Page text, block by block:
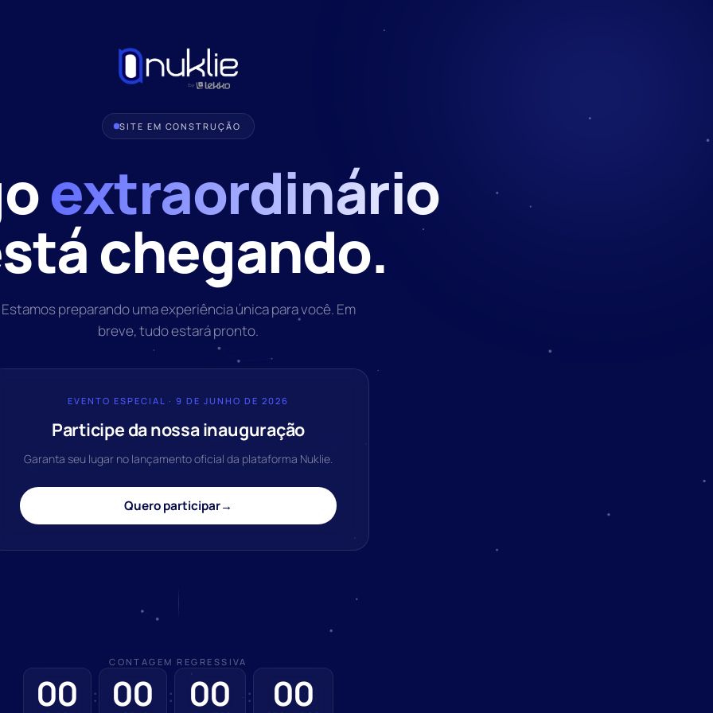
SITE EM CONSTRUÇÃO
extraordinário
chegando.
Estamos preparando uma experiência única para você. Em
breve, tudo estará pronto.
EVENTO ESPECIAL · 9 DE JUNHO DE 2026
Participe da nossa inauguração
Garanta seu lugar no lançamento oficial da plataforma Nuklie.
Quero participar→
CONTAGEM REGRESSIVA
00 : 00 : 00 : 00